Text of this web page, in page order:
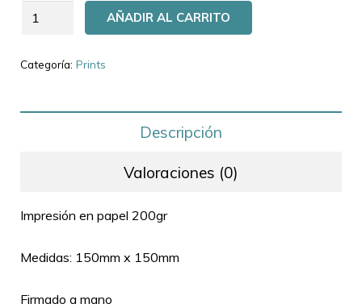
AÑADIR AL CARRITO
Categoría: Prints
Descripción
Valoraciones (0)
Impresión en papel 200gr
Medidas: 150mm x 150mm
Firmado a mano